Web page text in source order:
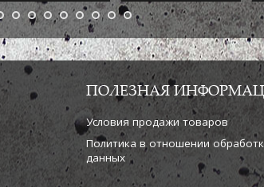
ПОЛЕЗНАЯ
Условия продажи товаров
Политика в отношении
данных